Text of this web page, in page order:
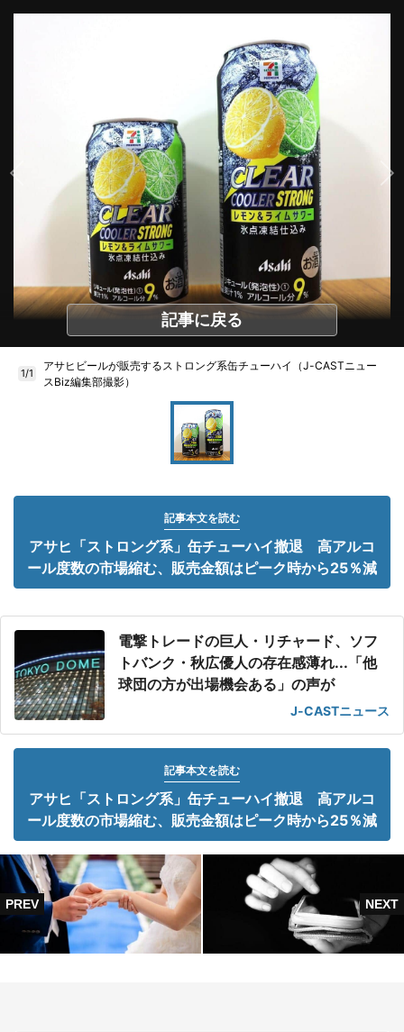
記事に戻る
1/1
アサヒビールが販売するストロング系缶チューハイ（J-CASTニュー
スBiz編集部撮影）
記事本文を読む
アサヒ「ストロング系」缶チューハイ撤退 高アルコ
ール度数の市場縮む、販売金額はピーク時から25％減
電撃トレードの巨人・リチャード、ソフ
トバンク・秋広優人の存在感薄れ...「他
球団の方が出場機会ある」の声が
J-CASTニュース
記事本文を読む
アサヒ「ストロング系」缶チューハイ撤退 高アルコ
ール度数の市場縮む、販売金額はピーク時から25％減